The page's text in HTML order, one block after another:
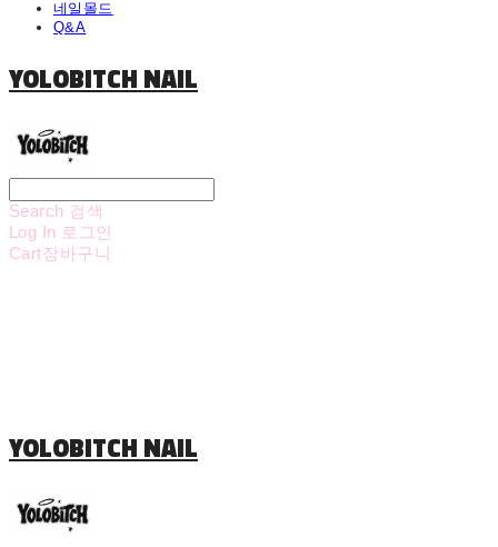
네일몰드
Q&A
YOLOBITCH NAIL
Search 검색
Log In 로그인
Cart장바구니
YOLOBITCH NAIL